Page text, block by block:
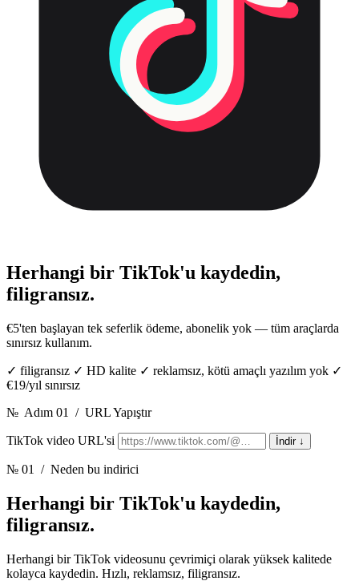
Herhangi bir TikTok'u kaydedin,
filigransız.
€5'ten başlayan tek seferlik ödeme, abonelik yok — tüm araçlarda
sınırsız kullanım.
✓ filigransız ✓ HD kalite ✓ reklamsız, kötü amaçlı yazılım yok ✓
€19/yıl sınırsız
№ Adım 01 / URL Yapıştır
TikTok video URL'si İndir ↓
№ 01 / Neden bu indirici
Herhangi bir TikTok'u kaydedin,
filigransız.
Herhangi bir TikTok videosunu çevrimiçi olarak yüksek kalitede
kolayca kaydedin. Hızlı, reklamsız, filigransız.